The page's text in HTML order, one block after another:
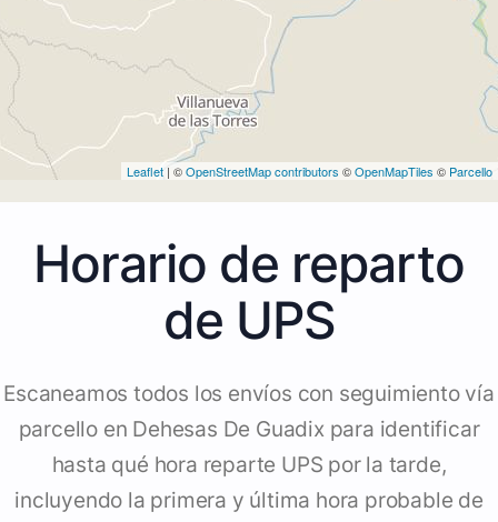
Leaflet | ©OpenStreetMap contributors ©OpenMapTiles © Parcello
Horario de reparto
de UPS
Escaneamos todos los envíos con seguimiento vía
parcello en Dehesas De Guadix para identificar
hasta qué hora reparte UPS por la tarde,
incluyendo la primera y última hora probable de